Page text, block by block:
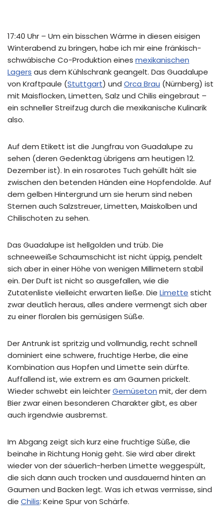
17:40 Uhr – Um ein bisschen Wärme in diesen eisigen
Winterabend zu bringen, habe ich mir eine fränkisch-
schwäbische Co-Produktion eines mexikanischen
Lagers aus dem Kühlschrank geangelt. Das Guadalupe
von Kraftpaule (Stuttgart) und Orca Brau (Nürnberg) ist
mit Maisflocken, Limetten, Salz und Chilis eingebraut –
ein schneller Streifzug durch die mexikanische Kulinarik
also.
Auf dem Etikett ist die Jungfrau von Guadalupe zu
sehen (deren Gedenktag übrigens am heutigen 12.
Dezember ist). In ein rosarotes Tuch gehüllt hält sie
zwischen den betenden Händen eine Hopfendolde. Auf
dem gelben Hintergrund um sie herum sind neben
Sternen auch Salzstreuer, Limetten, Maiskolben und
Chilischoten zu sehen.
Das Guadalupe ist hellgolden und trüb. Die
schneeweiße Schaumschicht ist nicht üppig, pendelt
sich aber in einer Höhe von wenigen Millimetern stabil
ein. Der Duft ist nicht so ausgefallen, wie die
Zutatenliste vielleicht erwarten ließe. Die Limette sticht
zwar deutlich heraus, alles andere vermengt sich aber
zu einer floralen bis gemüsigen Süße.
Der Antrunk ist spritzig und vollmundig, recht schnell
dominiert eine schwere, fruchtige Herbe, die eine
Kombination aus Hopfen und Limette sein dürfte.
Auffallend ist, wie extrem es am Gaumen prickelt.
Wieder schwebt ein leichterGemüseton mit, der dem
Bier zwar einen besonderen Charakter gibt, es aber
auch irgendwie ausbremst.
Im Abgang zeigt sich kurz eine fruchtige Süße, die
beinahe in Richtung Honig geht. Sie wird aber direkt
wieder von der säuerlich-herben Limette weggespült,
die sich dann auch trocken und ausdauernd hinten an
Gaumen und Backen legt. Was ich etwas vermisse, sind
die Chilis: Keine Spur von Schärfe.